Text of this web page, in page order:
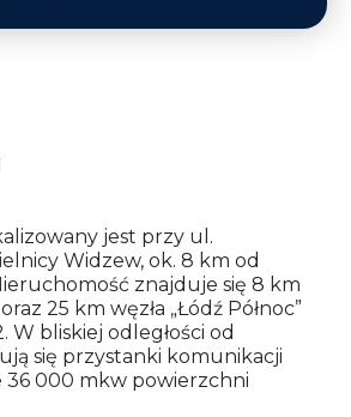
jest przy ul.
Widzew, ok. 8 km od
znajduje się 8 km
25 km węzła „Łódź Północ”
W bliskiej odległości od
się przystanki komunikacji
36 000 mkw powierzchni